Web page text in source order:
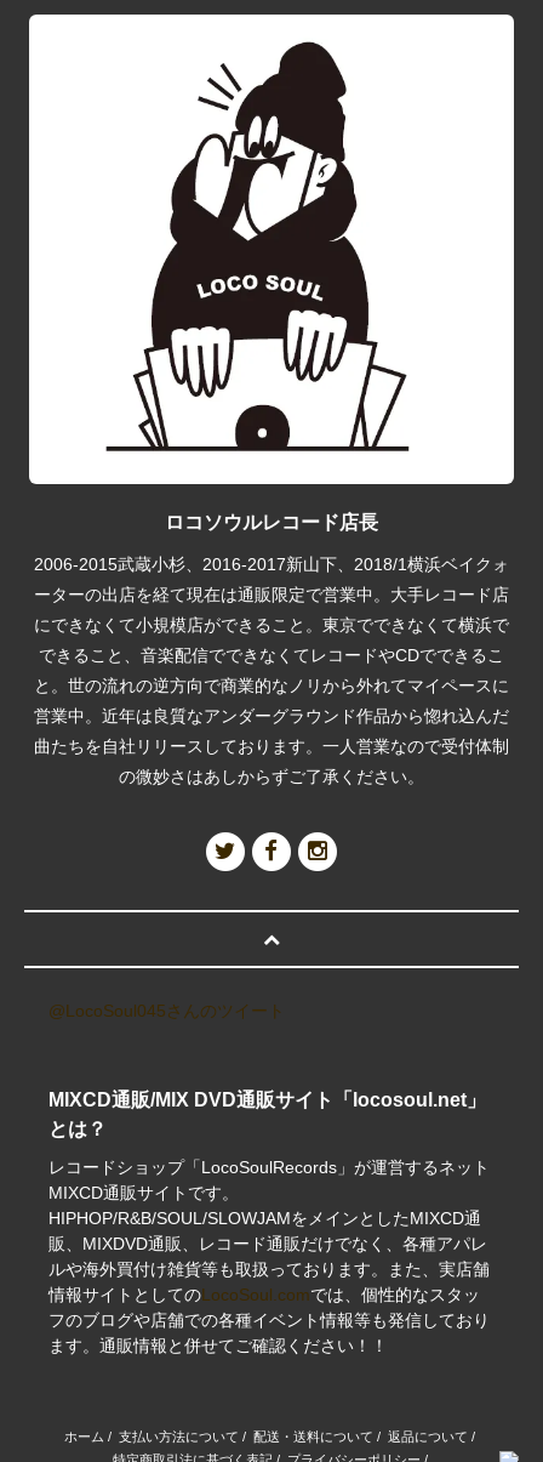
ロコソウルレコード店長
2006-2015武蔵小杉、2016-2017新山下、2018/1横浜ベイクォ
ーターの出店を経て現在は通販限定で営業中。大手レコード店
にできなくて小規模店ができること。東京でできなくて横浜で
できること、音楽配信でできなくてレコードやCDでできるこ
と。世の流れの逆方向で商業的なノリから外れてマイペースに
営業中。近年は良質なアンダーグラウンド作品から惚れ込んだ
曲たちを自社リリースしております。一人営業なので受付体制
の微妙さはあしからずご了承ください。
@LocoSoul045さんのツイート
MIXCD通販/MIX DVD通販サイト「locosoul.net」
とは？
レコードショップ「LocoSoulRecords」が運営するネット
MIXCD通販サイトです。
HIPHOP/R&B/SOUL/SLOWJAMをメインとしたMIXCD通
販、MIXDVD通販、レコード通販だけでなく、各種アパレ
ルや海外買付け雑貨等も取扱っております。また、実店舗
情報サイトとしてのLocoSoul.comでは、個性的なスタッ
フのブログや店舗での各種イベント情報等も発信しており
ます。通販情報と併せてご確認ください！！
ホーム / 支払い方法について / 配送・送料について / 返品について /